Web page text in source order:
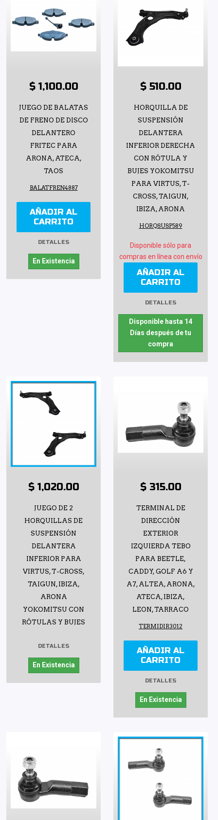
$ 1,100.00
JUEGO DE BALATAS
DE FRENO DE DISCO
DELANTERO
FRITEC PARA
ARONA, ATECA,
TAOS
BALATFREN4887
AÑADIR AL
CARRITO
DETALLES
En Existencia
$ 510.00
HORQUILLA DE
SUSPENSIÓN
DELANTERA
INFERIOR DERECHA
CON RÓTULA Y
BUJES YOKOMITSU
PARA VIRTUS, T-
CROSS, TAIGUN,
IBIZA, ARONA
HORQSUSP589
Disponible sólo para
compras en línea con envío
AÑADIR AL
CARRITO
DETALLES
Disponible hasta 14
Días después de tu
compra
$ 1,020.00
JUEGO DE 2
HORQUILLAS DE
SUSPENSIÓN
DELANTERA
INFERIOR PARA
VIRTUS, T-CROSS,
TAIGUN, IBIZA,
ARONA
YOKOMITSU CON
RÓTULAS Y BUJES
DETALLES
En Existencia
$ 315.00
TERMINAL DE
DIRECCIÓN
EXTERIOR
IZQUIERDA TEBO
PARA BEETLE,
CADDY, GOLF A6 Y
A7, ALTEA, ARONA,
ATECA, IBIZA,
LEON, TARRACO
TERMIDIR3012
AÑADIR AL
CARRITO
DETALLES
En Existencia